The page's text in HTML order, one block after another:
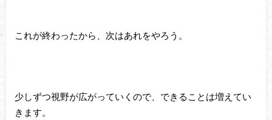
これが終わったから、次はあれをやろう。
少しずつ視野が広がっていくので、できることは増えてい
きます。